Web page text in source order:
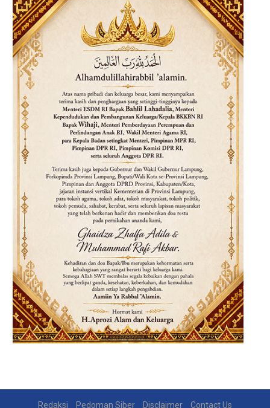
Redaksi Pedoman Siber Disclaimer Contact Us